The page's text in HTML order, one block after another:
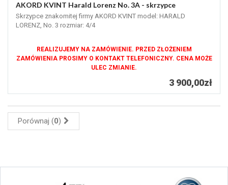
AKORD KVINT Harald Lorenz No. 3A - skrzypce
Skrzypce znakomitej firmy AKORD KVINT model: HARALD
LORENZ, No. 3 rozmiar: 4/4
REALIZUJEMY NA ZAMÓWIENIE. PRZED ZŁOŻENIEM
ZAMÓWIENIA PROSIMY O KONTAKT TELEFONICZNY. CENA MOŻE
ULEC ZMIANIE.
3 900,00zł
Porównaj (0)